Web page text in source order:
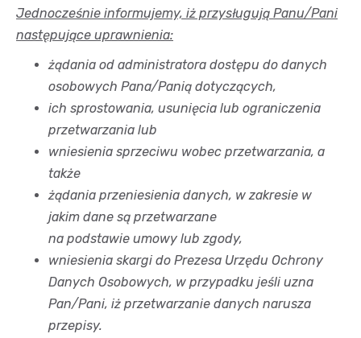
Jednocześnie informujemy, iż przysługują Panu/Pani
następujące uprawnienia:
żądania od administratora dostępu do danych
osobowych Pana/Panią dotyczących,
ich sprostowania, usunięcia lub ograniczenia
przetwarzania lub
wniesienia sprzeciwu wobec przetwarzania, a
także
żądania przeniesienia danych, w zakresie w
jakim dane są przetwarzane
na podstawie umowy lub zgody,
wniesienia skargi do Prezesa Urzędu Ochrony
Danych Osobowych, w przypadku jeśli uzna
Pan/Pani, iż przetwarzanie danych narusza
przepisy.